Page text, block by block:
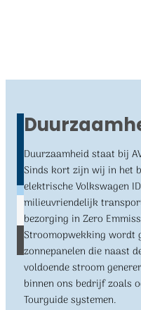
Duurzaamheid staat bij
Sinds kort zijn wij in het
elektrische Volkswagen
milieuvriendelijk
bezorging in Zero
Stroomopwekking wordt
zonnepanelen die naast
voldoende stroom
binnen ons bedrijf zoals
Tourguide systemen.